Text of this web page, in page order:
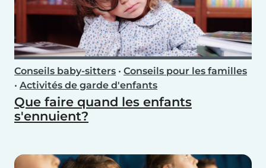
Conseils baby-sitters • Conseils pour les familles
• Activités de garde d'enfants
Que faire quand les enfants
s'ennuient?